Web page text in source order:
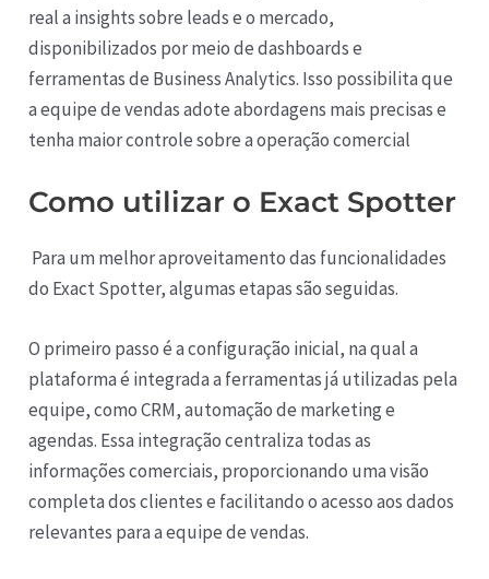
real a insights sobre leads e o mercado,
disponibilizados por meio de dashboards e
ferramentas de Business Analytics. Isso possibilita que
a equipe de vendas adote abordagens mais precisas e
tenha maior controle sobre a operação comercial
Como utilizar o Exact Spotter
Para um melhor aproveitamento das funcionalidades
do Exact Spotter, algumas etapas são seguidas.
O primeiro passo é a configuração inicial, na qual a
plataforma é integrada a ferramentas já utilizadas pela
equipe, como CRM, automação de marketing e
agendas. Essa integração centraliza todas as
informações comerciais, proporcionando uma visão
completa dos clientes e facilitando o acesso aos dados
relevantes para a equipe de vendas.